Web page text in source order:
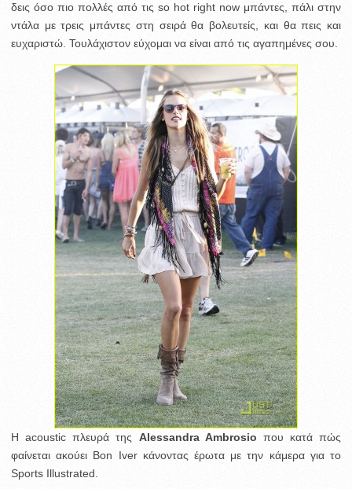
δεις όσο πιο πολλές από τις so hot right now μπάντες, πάλι στην
ντάλα με τρεις μπάντες στη σειρά θα βολευτείς, και θα πεις και
ευχαριστώ. Τουλάχιστον εύχομαι να είναι από τις αγαπημένες σου.
Η acoustic πλευρά της Alessandra Ambrosio που κατά πώς
φαίνεται ακούει Bon Iver κάνοντας έρωτα με την κάμερα για το
Sports Illustrated.